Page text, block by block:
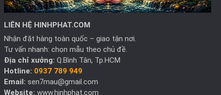
LIÊN HỆ HINHPHAT.COM
Nhận đặt hàng toàn quốc – giao tận nơi.
Tư vấn nhanh: chọn mẫu theo chủ đề.
Địa chỉ xưởng: Q.Bình Tân, Tp.HCM
Hotline: 0937 789 949
Email: sen7mau@gmail.com
Website: www.hinhphat.com